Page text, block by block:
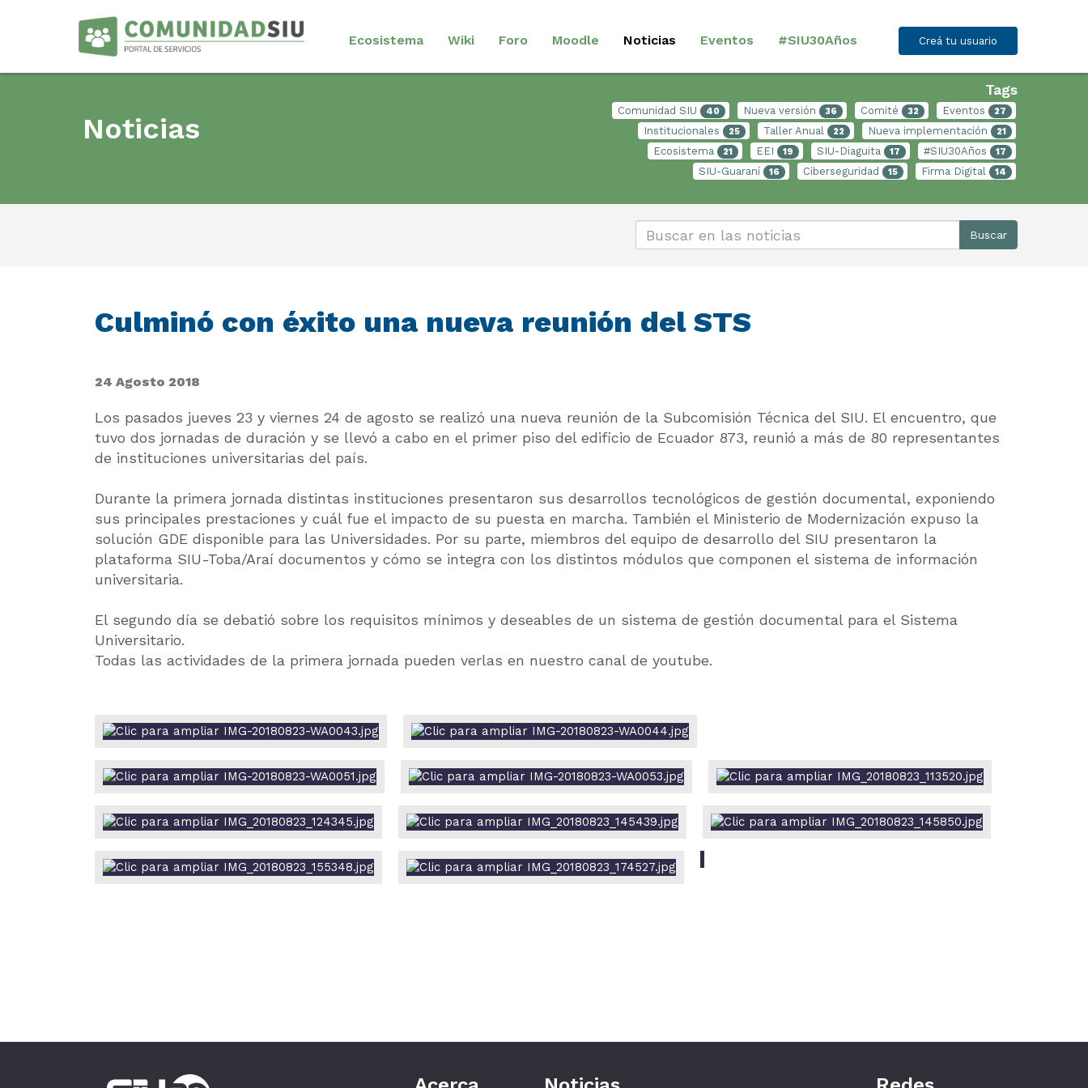
Ecosistema Wiki Foro Moodle Noticias Eventos #SIU30Años Creá tu usuario
Noticias
Tags
Comunidad SIU 40 Nueva versión 36 Comité 32 Eventos 27
Institucionales 25 Taller Anual 22 Nueva implementación 21
Ecosistema 21 EEI 19 SIU-Diaguita 17 #SIU30Años 17
SIU-Guaraní 16 Ciberseguridad 15 Firma Digital 14
Buscar
Culminó con éxito una nueva reunión del STS
24 Agosto 2018
Los pasados jueves 23 y viernes 24 de agosto se realizó una nueva reunión de la Subcomisión Técnica del SIU. El encuentro, que
tuvo dos jornadas de duración y se llevó a cabo en el primer piso del edificio de Ecuador 873, reunió a más de 80 representantes
de instituciones universitarias del país.
Durante la primera jornada distintas instituciones presentaron sus desarrollos tecnológicos de gestión documental, exponiendo
sus principales prestaciones y cuál fue el impacto de su puesta en marcha. También el Ministerio de Modernización expuso la
solución GDE disponible para las Universidades. Por su parte, miembros del equipo de desarrollo del SIU presentaron la
plataforma SIU-Toba/Araí documentos y cómo se integra con los distintos módulos que componen el sistema de información
universitaria.
El segundo día se debatió sobre los requisitos mínimos y deseables de un sistema de gestión documental para el Sistema
Universitario.
Todas las actividades de la primera jornada pueden verlas en nuestro canal de youtube.